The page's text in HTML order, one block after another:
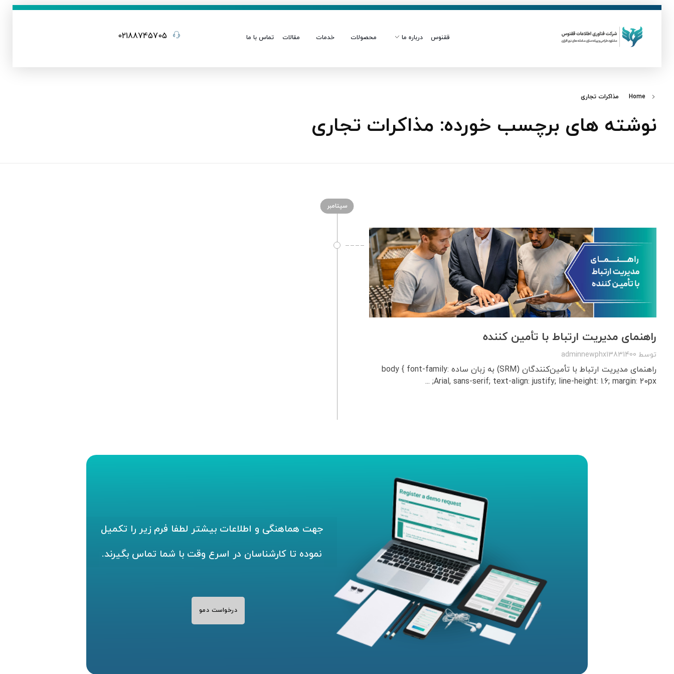
ققنوس درباره ما محصولات خدمات مقالات تماس با ما 02188745705
Home مذاکرات تجاری
نوشته های برچسب خورده: مذاکرات تجاری
سپتامبر
راهنمای مدیریت ارتباط با تأمین‌ کننده
توسط adminnewphx13831400
راهنمای مدیریت ارتباط با تأمین‌کنندگان (SRM) به زبان ساده body { font-family:
Arial, sans-serif; text-align: justify; line-height: 1.6; margin: 20px; ...
جهت هماهنگی و اطلاعات بیشتر لطفا فرم زیر را تکمیل
نموده تا کارشناسان در اسرع وقت با شما تماس بگیرند.
درخواست دمو